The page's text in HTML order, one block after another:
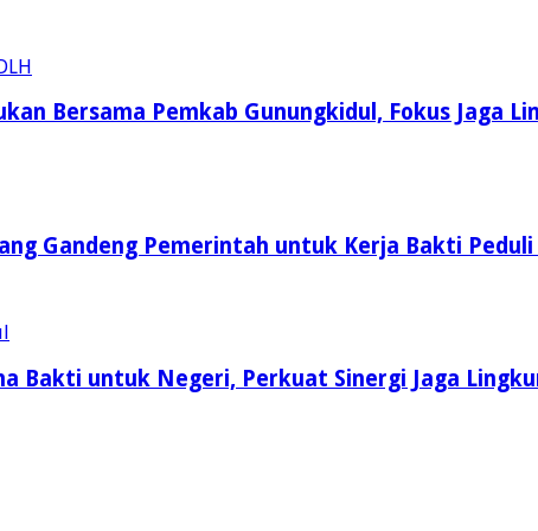
Bersama Pemkab Gunungkidul, Fokus Jaga
Gandeng Pemerintah untuk Kerja Bakti Peduli
Bakti untuk Negeri, Perkuat Sinergi Jaga